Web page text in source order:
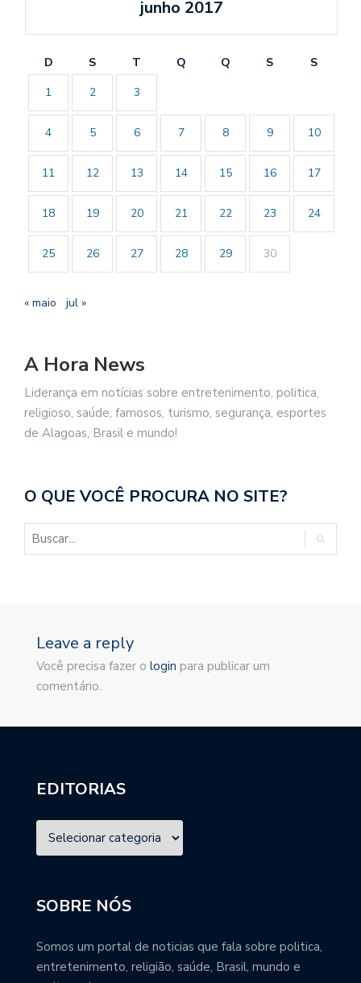
junho 2017
D S T Q Q S
S
1
2 3
4 5 6 7 8 9 10
11 12 13 14 15 16 17
18 19 20 21 22 23 24
25 26 27 28 29 30
« maio jul »
A Hora News
Liderança em notícias sobre entretenimento, politica,
religioso, saúde, famosos, turismo, segurança, esportes
de Alagoas, Brasil e mundo!
O QUE VOCÊ PROCURA NO SITE?
Leave a reply
Você precisa fazer o login para publicar um
comentário.
EDITORIAS
SOBRE NÓS
Somos um portal de noticias que fala sobre politica,
entretenimento, religião, saúde, Brasil, mundo e